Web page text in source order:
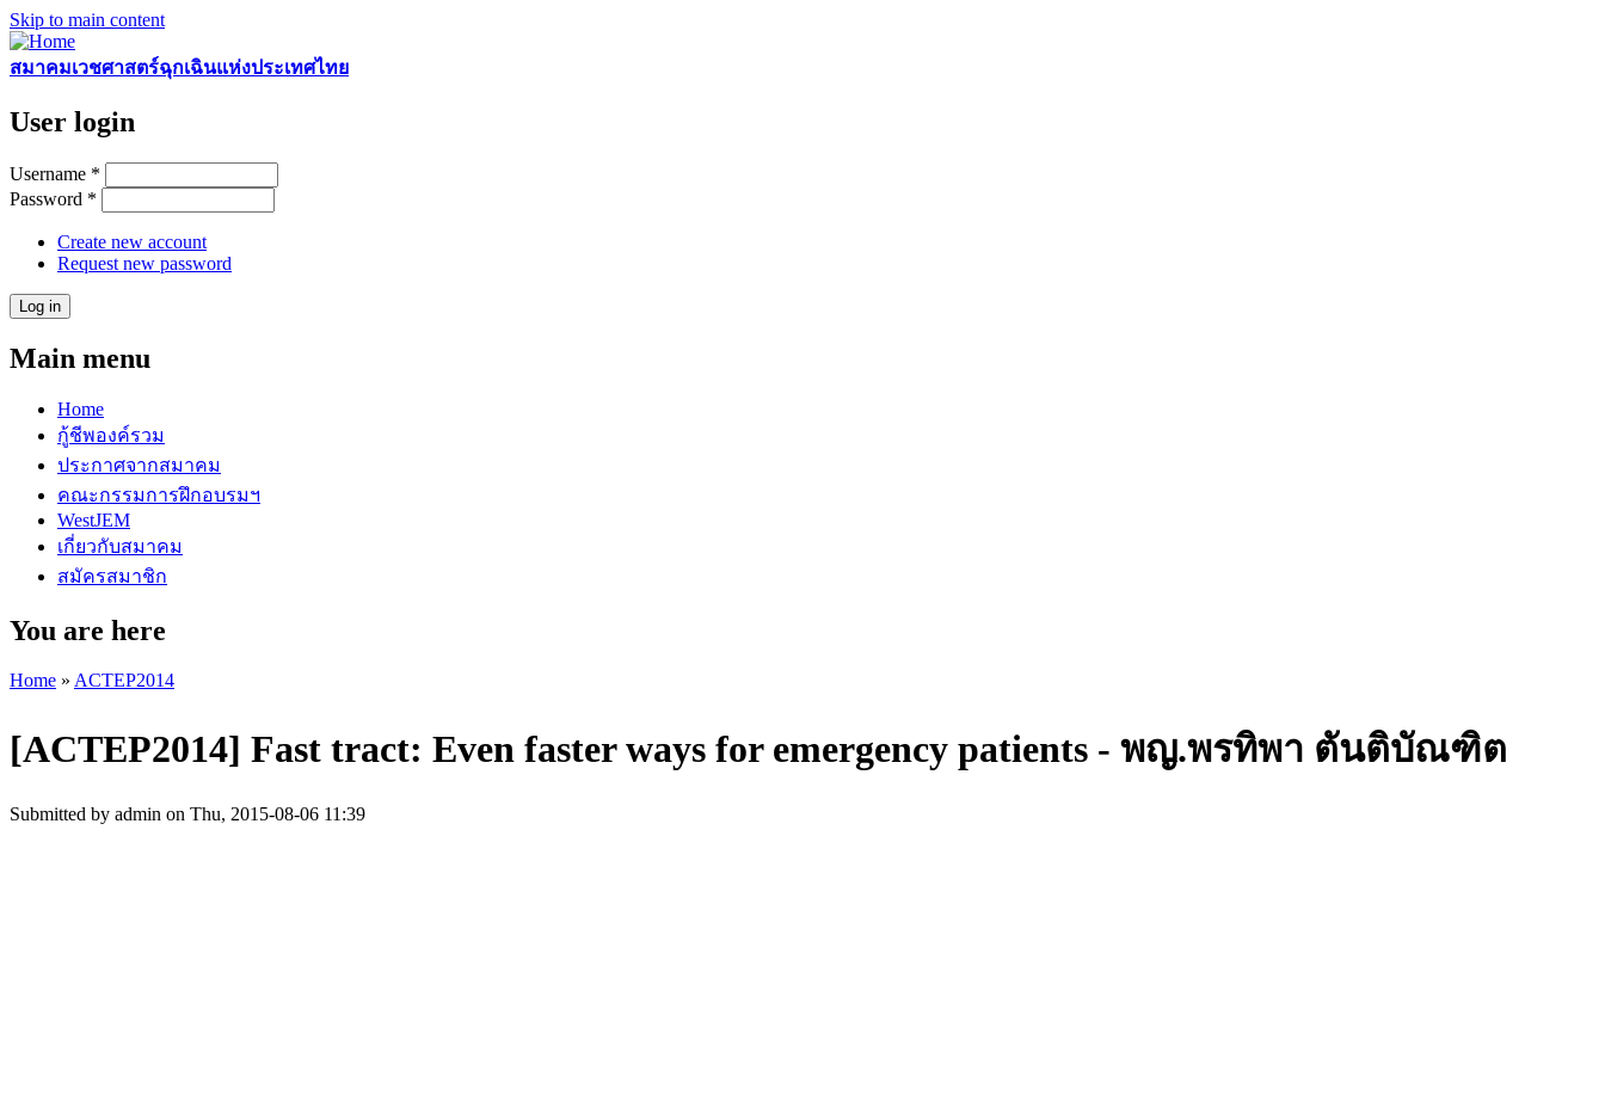
Skip to main content
สมาคมเวชศาสตร์ฉุกเฉินแห่งประเทศไทย
User login
Username *
Password *
Create new account
Request new password
Main menu
Home
กู้ชีพองค์รวม
ประกาศจากสมาคม
คณะกรรมการฝึกอบรมฯ
WestJEM
เกี่ยวกับสมาคม
สมัครสมาชิก
You are here
Home » ACTEP2014
[ACTEP2014] Fast tract: Even faster ways for emergency patients - พญ.พรทิพา ตันติบัณฑิต
Submitted by admin on Thu, 2015-08-06 11:39